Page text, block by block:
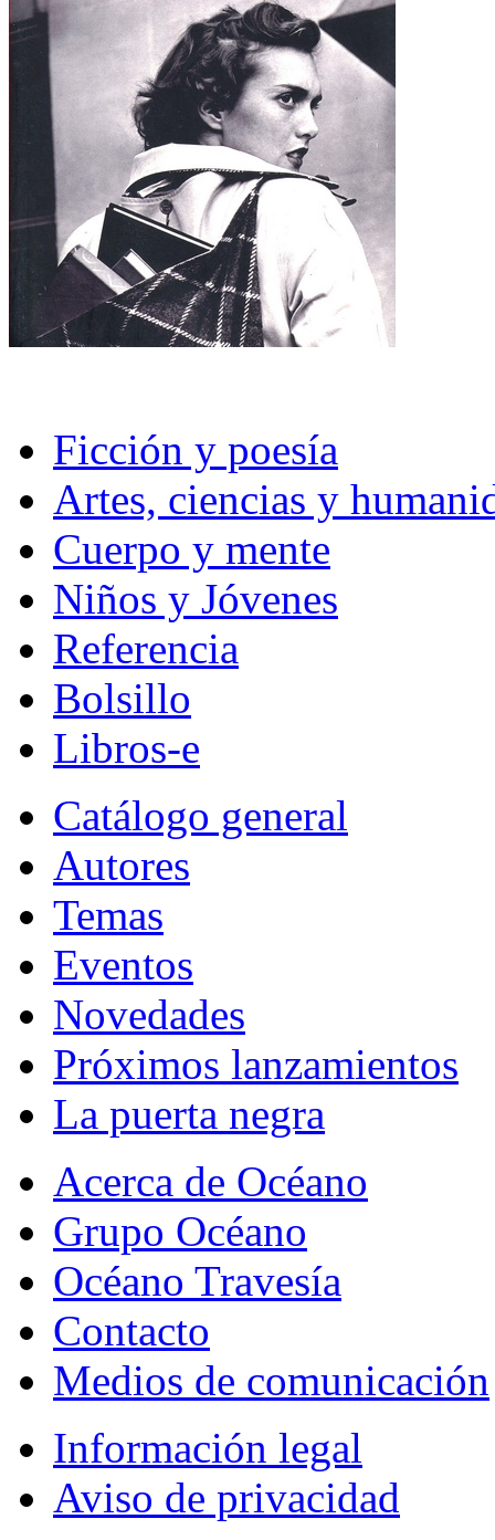
Ficción y poesía
Artes, ciencias y
Cuerpo y mente
Niños y Jóvenes
Referencia
Bolsillo
Libros-e
Catálogo general
Autores
Temas
Eventos
Novedades
Próximos lanzamientos
La puerta negra
Acerca de Océano
Grupo Océano
Océano Travesía
Contacto
Medios de comunicación
Información legal
Aviso de privacidad